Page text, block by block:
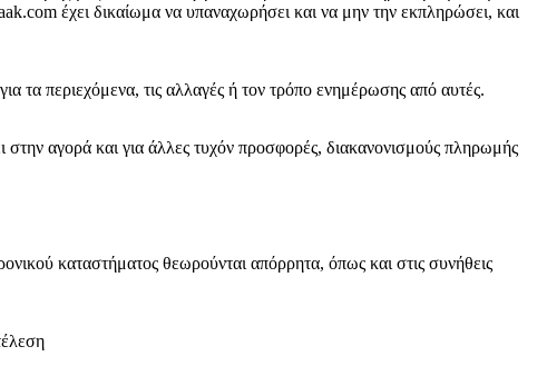
έχει δικαίωμα να υπαναχωρήσει και να μην την εκπληρώσει, και
τα περιεχόμενα, τις αλλαγές ή τον τρόπο ενημέρωσης από αυτές.
αγορά και για άλλες τυχόν προσφορές, διακανονισμούς πληρωμής
καταστήματος θεωρούνται απόρρητα, όπως και στις συνήθεις